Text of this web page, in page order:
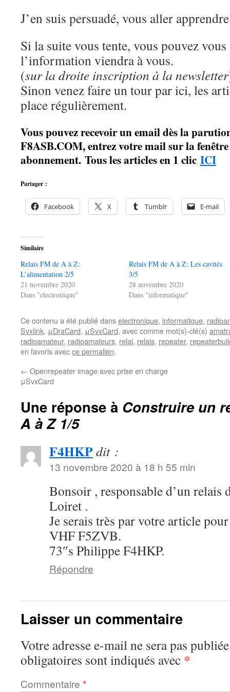
J’en suis persuadé, vous aller
Si la suite vous tente, vous pouvez
l’information viendra à vous.
(sur la droite inscription à la newsletter
Sinon venez faire un tour par ici, les
place régulièrement.
Vous pouvez recevoir un email dès la
F8ASB.COM, entrez votre mail sur la
abonnement. Tous les articles en 1 clic ICI
Partager :
Facebook X Tumblr E-mail
Similaire
Relais FM de A à Z:
L’alimentation 2/5
21 novembre 2020
Dans "electronique"
Relais FM de A à Z: Les cavités
3/5
28 novembre 2020
Dans "informatique"
Ce contenu a été publié danselectronique, informatique,
Svxlink, μDraCard, μSvxCard, avec comme mot(s)-clé(s)
radioamateur, radioamateurs, relai, relais, repeater,
en favoris avecce permalien.
← Openrepeater image avec prise en charge
μSvxCard
Une réponse à Construire un
A à Z 1/5
F4HKPdit :
13 novembre 2020 à 18 h 55 min
Bonsoir , responsable d’un relais
Loiret .
Je serais très par votre article
VHF F5ZVB.
73″s Philippe F4HKP.
Répondre
Laisser un commentaire
Votre adresse e-mail ne sera pas
obligatoires sont indiqués avec *
Commentaire *